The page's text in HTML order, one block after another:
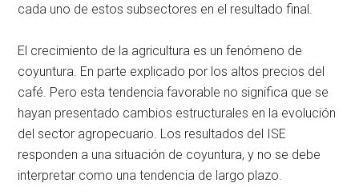
cada uno de estos subsectores en el resultado final.
El crecimiento de la agricultura es un fenómeno de
coyuntura. En parte explicado por los altos precios del
café. Pero esta tendencia favorable no significa que se
hayan presentado cambios estructurales en la evolución
del sector agropecuario. Los resultados del ISE
responden a una situación de coyuntura, y no se debe
interpretar como una tendencia de largo plazo.